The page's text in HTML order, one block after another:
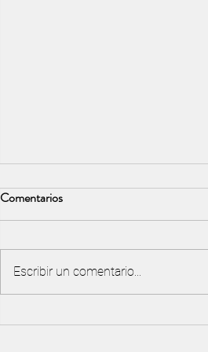
Nicolás Cabanillas, orgullosos de
Comentarios
Escribir un comentario...